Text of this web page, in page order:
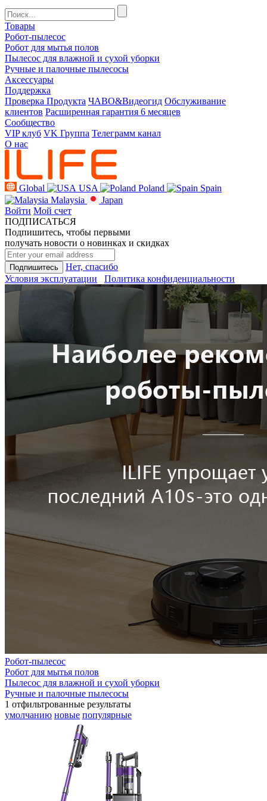
Товары
Робот-пылесос
Робот для мытья полов
Пылесос для влажной и сухой уборки
Ручные и палочные пылесосы
Аксессуары
Поддержка
Проверка Продукта ЧАВО&Видеогид Обслуживание
клиентов Расширенная гарантия 6 месяцев
Сообщество
VIP клуб VK Группа Телеграмм канал
О нас
Global USA Poland
Spain
Malaysia
Japan
Войти Мой счет
ПОДПИСАТЬСЯ
Подпишитесь, чтобы первыми
получать новости о новинках и скидках
Нет, спасибо
Условия эксплуатации
Политика конфиденциальности
Робот-пылесос
Робот для мытья полов
Пылесос для влажной и сухой уборки
Ручные и палочные пылесосы
1 отфильтрованные результаты
умолчанию новые популярные